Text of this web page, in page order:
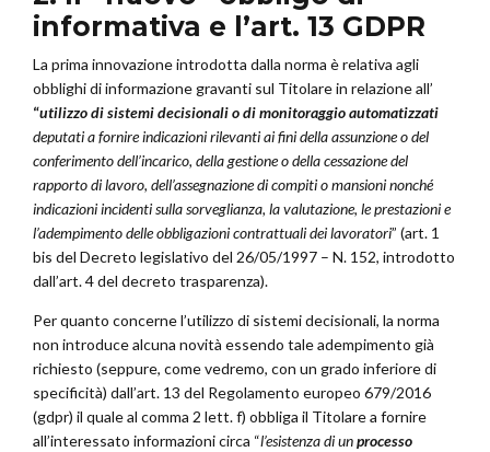
informativa e l’art. 13 GDPR
La prima innovazione introdotta dalla norma è relativa agli
obblighi di informazione gravanti sul Titolare in relazione all’
“utilizzo di sistemi decisionali o di monitoraggio automatizzati
deputati a fornire indicazioni rilevanti ai fini della assunzione o del
conferimento dell’incarico, della gestione o della cessazione del
rapporto di lavoro, dell’assegnazione di compiti o mansioni nonché
indicazioni incidenti sulla sorveglianza, la valutazione, le prestazioni e
l’adempimento delle obbligazioni contrattuali dei lavoratori” (art. 1
bis del Decreto legislativo del 26/05/1997 – N. 152, introdotto
dall’art. 4 del decreto trasparenza).
Per quanto concerne l’utilizzo di sistemi decisionali, la norma
non introduce alcuna novità essendo tale adempimento già
richiesto (seppure, come vedremo, con un grado inferiore di
specificità) dall’art. 13 del Regolamento europeo 679/2016
(gdpr) il quale al comma 2 lett. f) obbliga il Titolare a fornire
all’interessato informazioni circa “l’esistenza di unprocesso